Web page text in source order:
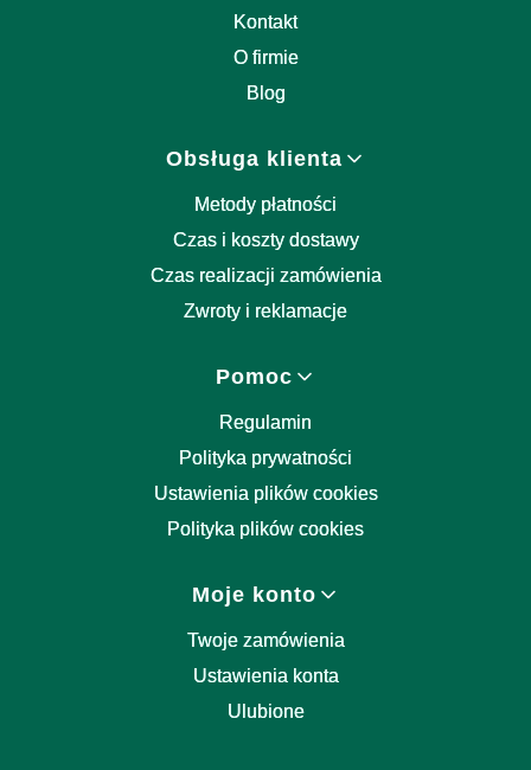
Kontakt
O firmie
Blog
Obsługa klienta
Metody płatności
Czas i koszty dostawy
Czas realizacji zamówienia
Zwroty i reklamacje
Pomoc
Regulamin
Polityka prywatności
Ustawienia plików cookies
Polityka plików cookies
Moje konto
Twoje zamówienia
Ustawienia konta
Ulubione